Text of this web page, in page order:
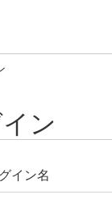
ン
イン名